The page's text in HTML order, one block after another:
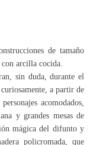
de tamaño
con arcilla cocida.
sin duda, durante el
a partir de
acomodados,
y grandes mesas de
mágica del difunto y
policromada, que